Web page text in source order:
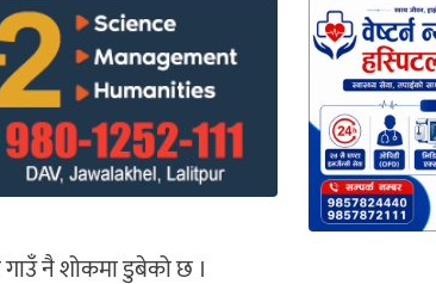
नै शोकमा डुबेको छ ।